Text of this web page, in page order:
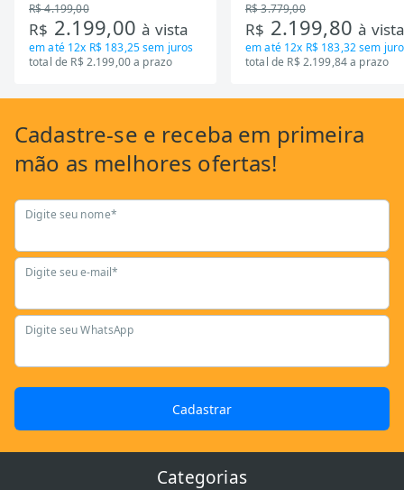
R$ 4.199,00
R$ 2.199,00à vista
em até 12x R$ 183,25sem juros
total de R$ 2.199,00 a prazo
R$ 3.779,00
R$ 2.199,80à
em até 12x R$ 183,32sem
total de R$ 2.199,84 a prazo
Cadastre-se e receba em primeira
mão as melhores ofertas!
Digite seu nome*
Digite seu e-mail*
Digite seu WhatsApp
Cadastrar
Categorias